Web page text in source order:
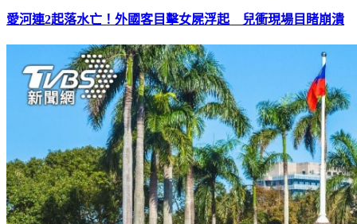
愛河連2起落水亡！外國客目擊女屍浮起 兒衝現場目睹崩潰